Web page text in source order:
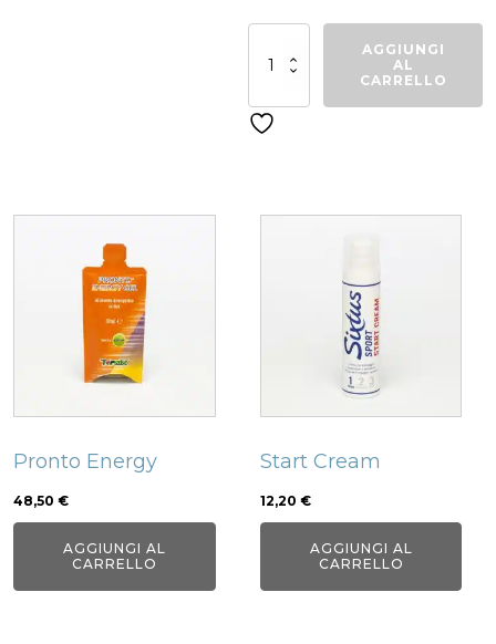
double
basket
AGGIUNGI
AL
CARRELLO
Pronto Energy
48,50 €
AGGIUNGI AL
CARRELLO
Start Cream
12,20 €
AGGIUNGI AL
CARRELLO